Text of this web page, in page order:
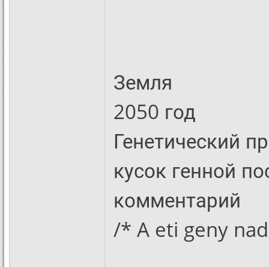
Земля
2050 год
Генетический
кусок генной
комментарий
/* A eti geny